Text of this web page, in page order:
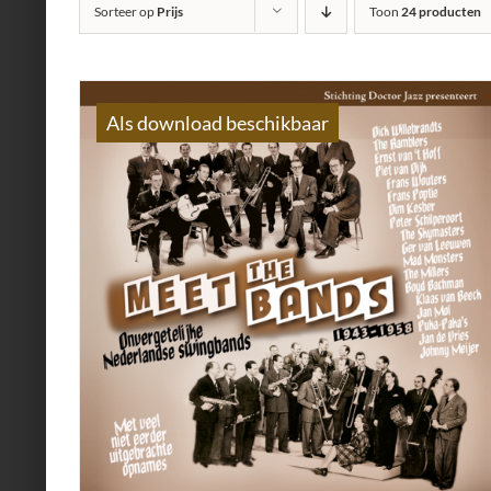
Sorteer op Prijs Toon 24 producten
Als download beschikbaar